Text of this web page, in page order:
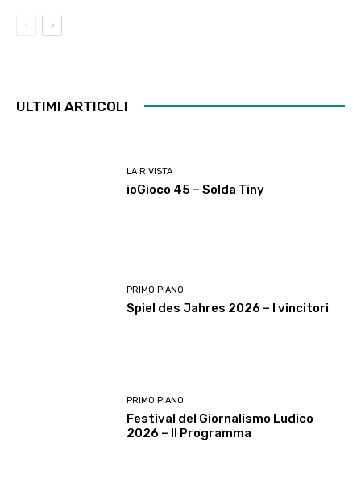
ULTIMI ARTICOLI
LA RIVISTA
ioGioco 45 – Solda Tiny
PRIMO PIANO
Spiel des Jahres 2026 – I vincitori
PRIMO PIANO
Festival del Giornalismo Ludico
2026 – Il Programma